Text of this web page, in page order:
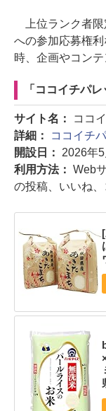
上位ランク者限
への参加応募権
時、企画やコンテ
「ココイチパ
サイト名：
ココ
詳細：
ココイチ
開設日： 2026年
利用方法： Web
の投稿、いいね